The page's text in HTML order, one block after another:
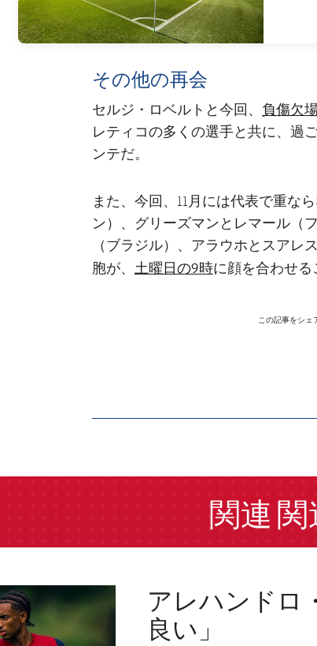
その他の再会
セルジ・ロベルトと今回、 負傷欠
レティコの多くの選手と共に、過
ンテだ。
また、今回、11月には代表で重な
ン）、グリーズマンとレマール（
（ブラジル）、アラウホとスアレ
胞が、 土曜日の9時に顔を合わせる
この記事をシェ
関連
アレハンドロ
良い」